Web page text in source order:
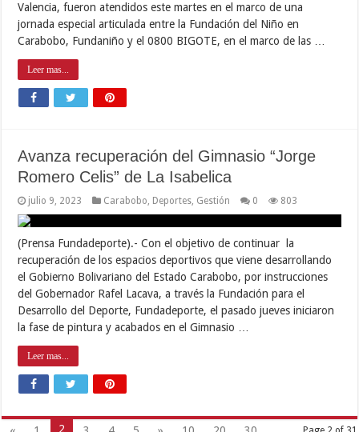
Valencia, fueron atendidos este martes en el marco de una
jornada especial articulada entre la Fundación del Niño en
Carabobo, Fundaniño y el 0800 BIGOTE, en el marco de las …
Leer mas...
Avanza recuperación del Gimnasio “Jorge
Romero Celis” de La Isabelica
julio 9, 2023 Carabobo, Deportes, Gestión 0 803
(Prensa Fundadeporte).- Con el objetivo de continuar la
recuperación de los espacios deportivos que viene desarrollando
el Gobierno Bolivariano del Estado Carabobo, por instrucciones
del Gobernador Rafel Lacava, a través la Fundación para el
Desarrollo del Deporte, Fundadeporte, el pasado jueves iniciaron
la fase de pintura y acabados en el Gimnasio …
Leer mas...
2